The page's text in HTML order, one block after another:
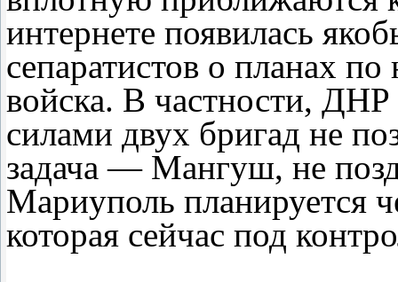
интернете появилась
сепаратистов о планах
войска. В частности,
силами двух бригад не
задача — Мангуш, не
Мариуполь планируется
которая сейчас под